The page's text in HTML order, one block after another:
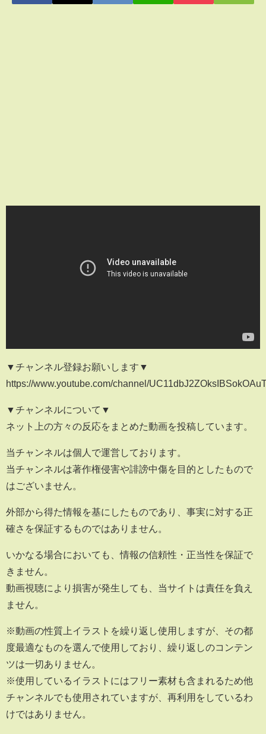
▼チャンネル登録お願いします▼
https://www.youtube.com/channel/
▼チャンネルについて▼
ネット上の方々の反応をまとめた動画を投稿しています。
当チャンネルは個人で運営しております。
当チャンネルは著作権侵害や誹謗中傷を目的としたもので
はございません。
外部から得た情報を基にしたものであり、事実に対する正
確さを保証するものではありません。
いかなる場合においても、情報の信頼性・正当性を保証で
きません。
動画視聴により損害が発生しても、当サイトは責任を負え
ません。
※動画の性質上イラストを繰り返し使用しますが、その都
度最適なものを選んで使用しており、繰り返しのコンテン
ツは一切ありません。
※使用しているイラストにはフリー素材も含まれるため他
チャンネルでも使用されていますが、再利用をしているわ
けではありません。